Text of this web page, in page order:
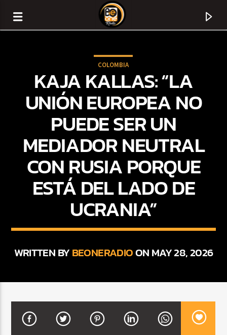
CURRENT TRACK
BEATS URBANOS
COLOMBIA
KAJA KALLAS: “LA
UNIÓN EUROPEA NO
PUEDE SER UN
MEDIADOR NEUTRAL
CON RUSIA PORQUE
ESTÁ DEL LADO DE
UCRANIA”
WRITTEN BYBEONERADIOON MAY 28, 2026